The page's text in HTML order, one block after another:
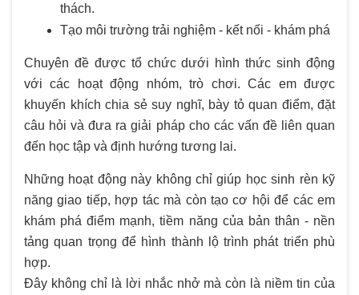
thách.
Tạo môi trường trải nghiệm - kết nối - khám phá
Chuyên đề được tổ chức dưới hình thức sinh động
với các hoạt động nhóm, trò chơi. Các em được
khuyến khích chia sẻ suy nghĩ, bày tỏ quan điểm, đặt
câu hỏi và đưa ra giải pháp cho các vấn đề liên quan
đến học tập và định hướng tương lai.
Những hoạt động này không chỉ giúp học sinh rèn kỹ
năng giao tiếp, hợp tác mà còn tạo cơ hội để các em
khám phá điểm mạnh, tiềm năng của bản thân - nền
tảng quan trọng để hình thành lộ trình phát triển phù
hợp.
Đây không chỉ là lời nhắc nhở mà còn là niềm tin của